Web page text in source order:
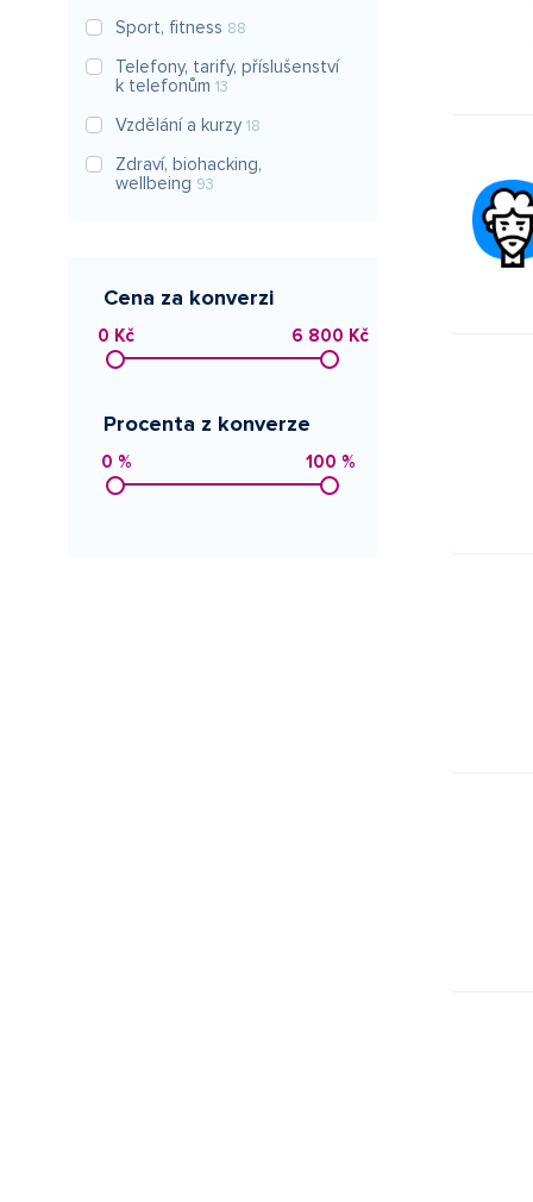
Sport, fitness 88
Telefony, tarify, příslušenství
k telefonům 13
Vzdělání a kurzy 18
Zdraví, biohacking,
wellbeing 93
Cena za konverzi
0 Kč 6 800 Kč
Procenta z konverze
0 % 100 %